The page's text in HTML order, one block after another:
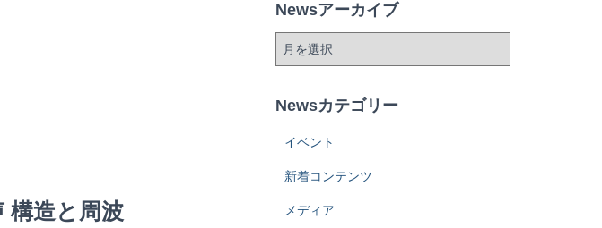
構造と周波
Newsアーカイブ
Newsカテゴリー
イベント
新着コンテンツ
メディア